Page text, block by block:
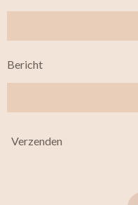
Bericht
Verzenden